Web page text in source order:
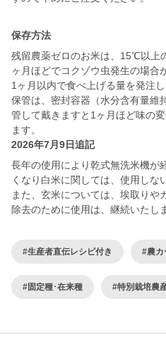
保存方法
残留農薬ゼロのお米は、15℃以上
ヶ月ほどでコクゾウ虫発生の場合
1ヶ月以内で食べ上げる量を発注し
保管は、密封容器（水分含有量維
管して戴きますと1ヶ月ほど味の
ます。
2026年7月9日追記
長年の使用により乾式無洗米機が
くなり白米に関しては、使用しな
また、玄米については、埃取りや
除去のために使用は、継続いたし
#生産者直伝レシピ付き #農カ
#固定種･在来種 #特別栽培農